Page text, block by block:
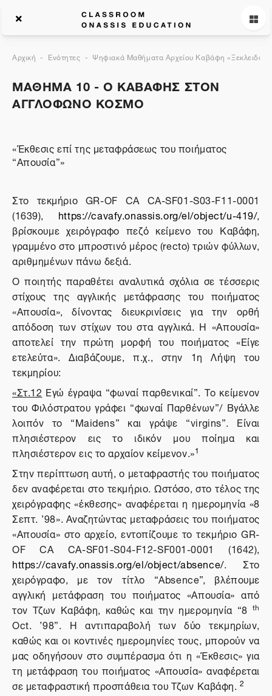
Αρχική Ενότητες Ψηφιακά Μαθήματα Αρχείου Καβάφη
ΜΑΘΗΜΑ 10 - Ο ΚΑΒΑΦΗΣ ΣΤΟΝ
ΑΓΓΛΟΦΩΝΟ ΚΟΣΜΟ
«Έκθεσις επί της μεταφράσεως του ποιήματος
“Απουσία”»
Στο τεκμήριο GR-OF CA CA-SF01-S03-F11-0001
(1639), https://cavafy.onassis.org/el/object/u-419/,
βρίσκουμε χειρόγραφο πεζό κείμενο του Καβάφη,
γραμμένο στο μπροστινό μέρος (recto) τριών φύλλων,
αριθμημένων πάνω δεξιά.
Ο ποιητής παραθέτει αναλυτικά σχόλια σε τέσσερις
στίχους της αγγλικής μετάφρασης του ποιήματος
«Απουσία», δίνοντας διευκρινίσεις για την ορθή
απόδοση των στίχων του στα αγγλικά. Η «Απουσία»
αποτελεί την πρώτη μορφή του ποιήματος «Είγε
ετελεύτα». Διαβάζουμε, π.χ., στην 1η Λήψη του
τεκμηρίου:
«Στ.12 Εγώ έγραψα “φωναί παρθενικαί”. Το κείμενον
του Φιλόστρατου γράφει “φωναί Παρθένων”/ Βγάλλε
λοιπόν το “Maidens” και γράψε “virgins”. Είναι
πλησιέστερον εις το ιδικόν μου ποίημα και
πλησιέστερον εις το αρχαίον κείμενον.»1
Στην περίπτωση αυτή, ο μεταφραστής του ποιήματος
δεν αναφέρεται στο τεκμήριο. Ωστόσο, στο τέλος της
χειρόγραφης «έκθεσης» αναφέρεται η ημερομηνία «8
Σεπτ. ’98». Αναζητώντας μεταφράσεις του ποιήματος
«Απουσία» στο αρχείο, εντοπίζουμε το τεκμήριο GR-
OF CA CA-SF01-S04-F12-SF001-0001 (1642),
https://cavafy.onassis.org/el/object/absence/. Στο
χειρόγραφο, με τον τίτλο “Absence”, βλέπουμε
αγγλική μετάφραση του ποιήματος «Απουσία» από
τον Τζων Καβάφη, καθώς και την ημερομηνία “8 th
Oct. ’98”. Η αντιπαραβολή των δύο τεκμηρίων,
καθώς και οι κοντινές ημερομηνίες τους, μπορούν να
μας οδηγήσουν στο συμπέρασμα ότι η «Έκθεσις» για
τη μετάφραση του ποιήματος «Απουσία» αναφέρεται
σε μεταφραστική προσπάθεια του Τζων Καβάφη.2